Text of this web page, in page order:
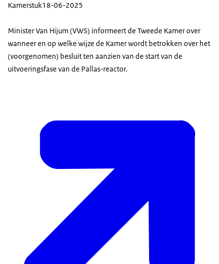
Kamerstuk18-06-2025
Minister Van Hijum (VWS) informeert de Tweede Kamer over
wanneer en op welke wijze de Kamer wordt betrokken over het
(voorgenomen) besluit ten aanzien van de start van de
uitvoeringsfase van de Pallas-reactor.